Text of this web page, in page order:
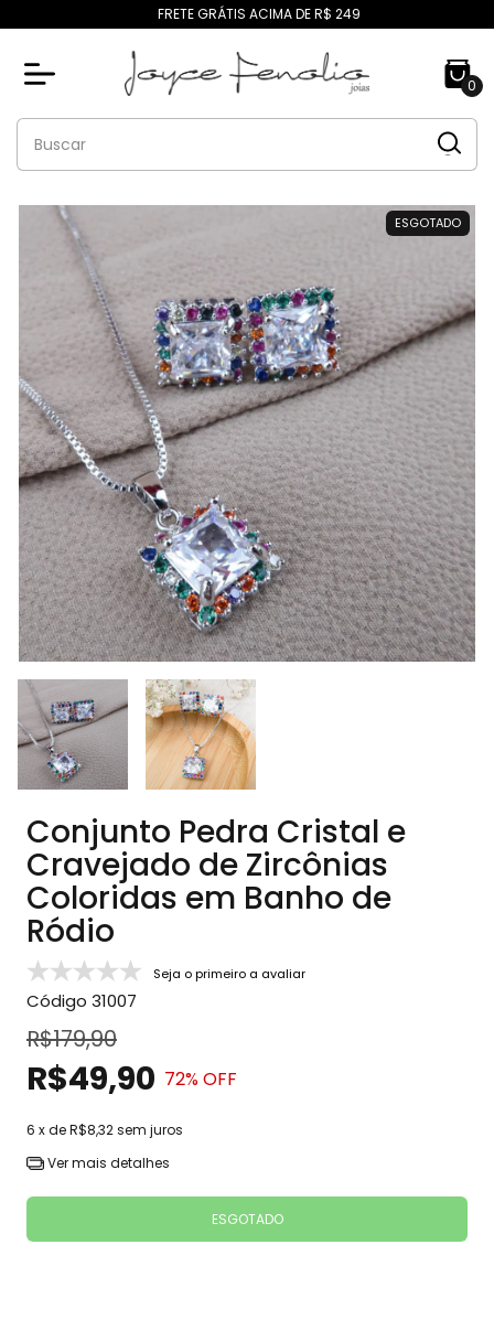
FRETE GRÁTIS ACIMA DE R$ 249
0
ESGOTADO
Conjunto Pedra Cristal e
Cravejado de Zircônias
Coloridas em Banho de
Ródio
Seja o primeiro a avaliar
Código 31007
R$179,90
R$49,90 72% OFF
6 x deR$8,32sem juros
Ver mais detalhes